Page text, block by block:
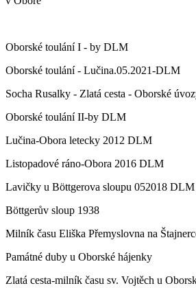
Oborské toulání I - by DLM
Oborské toulání - Lučina.05.2021-DLM
Socha Rusalky - Zlatá cesta - Oborské
Oborské toulání II-by DLM
Lučina-Obora letecky 2012 DLM
Listopadové ráno-Obora 2016 DLM
Lavičky u Böttgerova sloupu 052018 DLM
Böttgerův sloup 1938
Milník času Eliška Přemyslovna na
Památné duby u Oborské hájenky
Zlatá cesta-milník času sv. Vojtěch u